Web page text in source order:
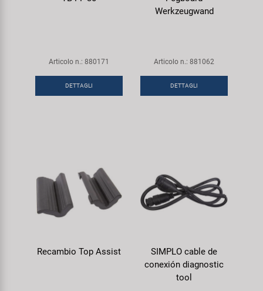
Articolo n.: 880171
DETTAGLI
Werkzeugwand
Articolo n.: 881062
DETTAGLI
Recambio Top Assist
SIMPLO cable de
conexión diagnostic
tool